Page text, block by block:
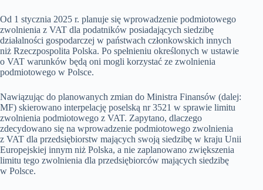
Od 1 stycznia 2025 r. planuje się wprowadzenie podmiotowego
zwolnienia z VAT dla podatników posiadających siedzibę
działalności gospodarczej w państwach członkowskich innych
niż Rzeczpospolita Polska. Po spełnieniu określonych w ustawie
o VAT warunków będą oni mogli korzystać ze zwolnienia
podmiotowego w Polsce.
Nawiązując do planowanych zmian do Ministra Finansów (dalej:
MF) skierowano interpelację poselską nr 3521 w sprawie limitu
zwolnienia podmiotowego z VAT. Zapytano, dlaczego
zdecydowano się na wprowadzenie podmiotowego zwolnienia
z VAT dla przedsiębiorstw mających swoją siedzibę w kraju Unii
Europejskiej innym niż Polska, a nie zaplanowano zwiększenia
limitu tego zwolnienia dla przedsiębiorców mających siedzibę
w Polsce.